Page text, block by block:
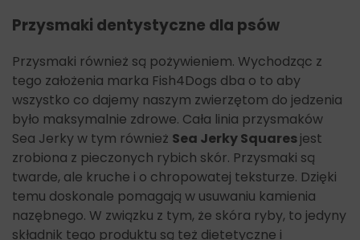
Przysmaki dentystyczne dla psów
Przysmaki również są pożywieniem. Wychodząc z
tego założenia marka Fish4Dogs dba o to aby
wszystko co dajemy naszym zwierzętom do jedzenia
było maksymalnie zdrowe. Cała linia przysmaków
Sea Jerky w tym również Sea Jerky Squaresjest
zrobiona z pieczonych rybich skór. Przysmaki są
twarde, ale kruche i o chropowatej teksturze. Dzięki
temu doskonale pomagają w usuwaniu kamienia
nazębnego. W związku z tym, że skóra ryby, to jedyny
składnik tego produktu są też dietetyczne i